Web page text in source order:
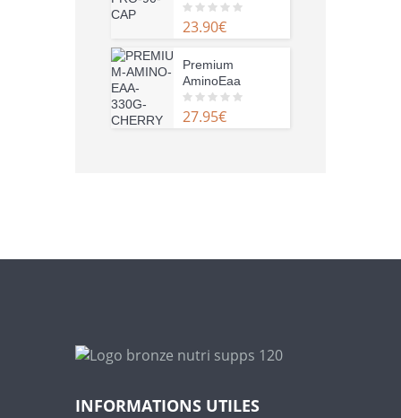
0
o
o
f
5
23.90€
Premium
AminoEaa
0
o
27.95€
INFORMATIONS UTILES